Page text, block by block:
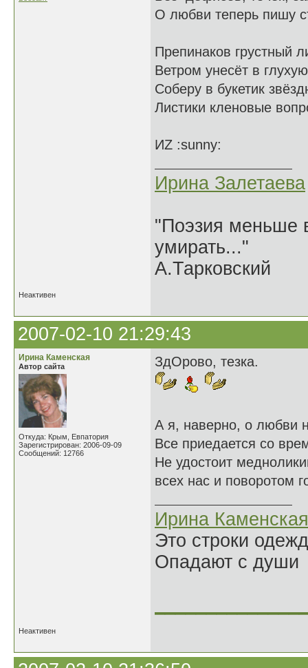
О любви теперь пишу
Препинаков грустный
Ветром унесёт в
Соберу в букетик
Листики кленовые
ИZ :sunny:
Ирина Залетаева
"Поэзия меньше
умирать..."
А.Тарковский
Неактивен
2007-02-10 21:29:43
Ирина Каменская
Автор сайта
Откуда: Крым, Евпатория
Зарегистрирован: 2006-09-09
Сообщений: 12766
ЗдОрово, тезка.
А я, наверно, о любви
Все приедается со
Не удостоит
всех нас и поворотом
Ирина Каменская
Это строки
Опадают с души
Неактивен